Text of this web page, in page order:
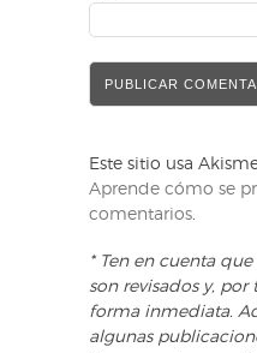
Este sitio usa
Aprende cómo se
comentarios.
* Ten en cuenta
son revisados y,
forma inmediata.
algunas